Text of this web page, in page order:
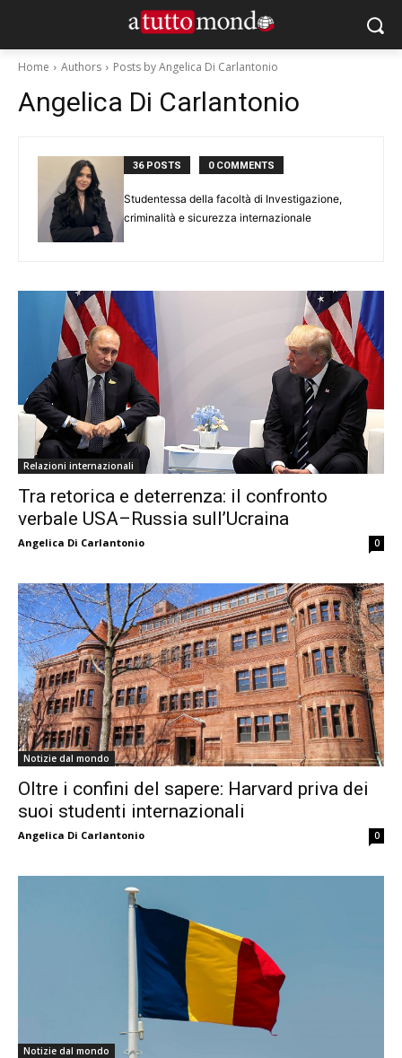
Home Authors Posts by Angelica Di Carlantonio
Angelica Di Carlantonio
36 POSTS 0 COMMENTS
Studentessa della facoltà di Investigazione,
criminalità e sicurezza internazionale
Relazioni internazionali
Tra retorica e deterrenza: il confronto
verbale USA–Russia sull’Ucraina
Angelica Di Carlantonio 0
Notizie dal mondo
Oltre i confini del sapere: Harvard priva dei
suoi studenti internazionali
Angelica Di Carlantonio 0
Notizie dal mondo